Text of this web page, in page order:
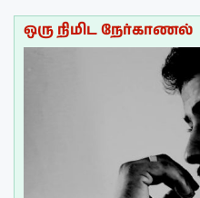
ஒரு நிமிட நேர்காணல்